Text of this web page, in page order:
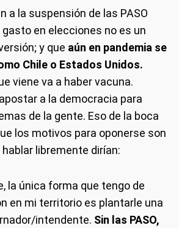
a la suspensión de las PASO
en elecciones no es un
y que aún en pandemia se
Chile o Estados Unidos.
viene va a haber vacuna.
a la democracia para
de la gente. Eso de la boca
los motivos para oponerse son
libremente dirían:
la única forma que tengo de
en mi territorio es plantarle una
intendente. Sin las PASO,